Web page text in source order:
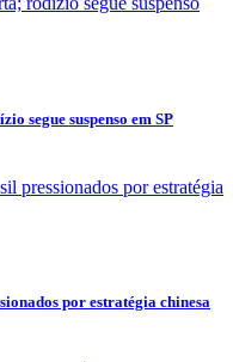
segue suspenso em SP
por estratégia chinesa